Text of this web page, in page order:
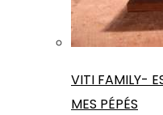
VITI FAMILY-
MES PÉPÉS